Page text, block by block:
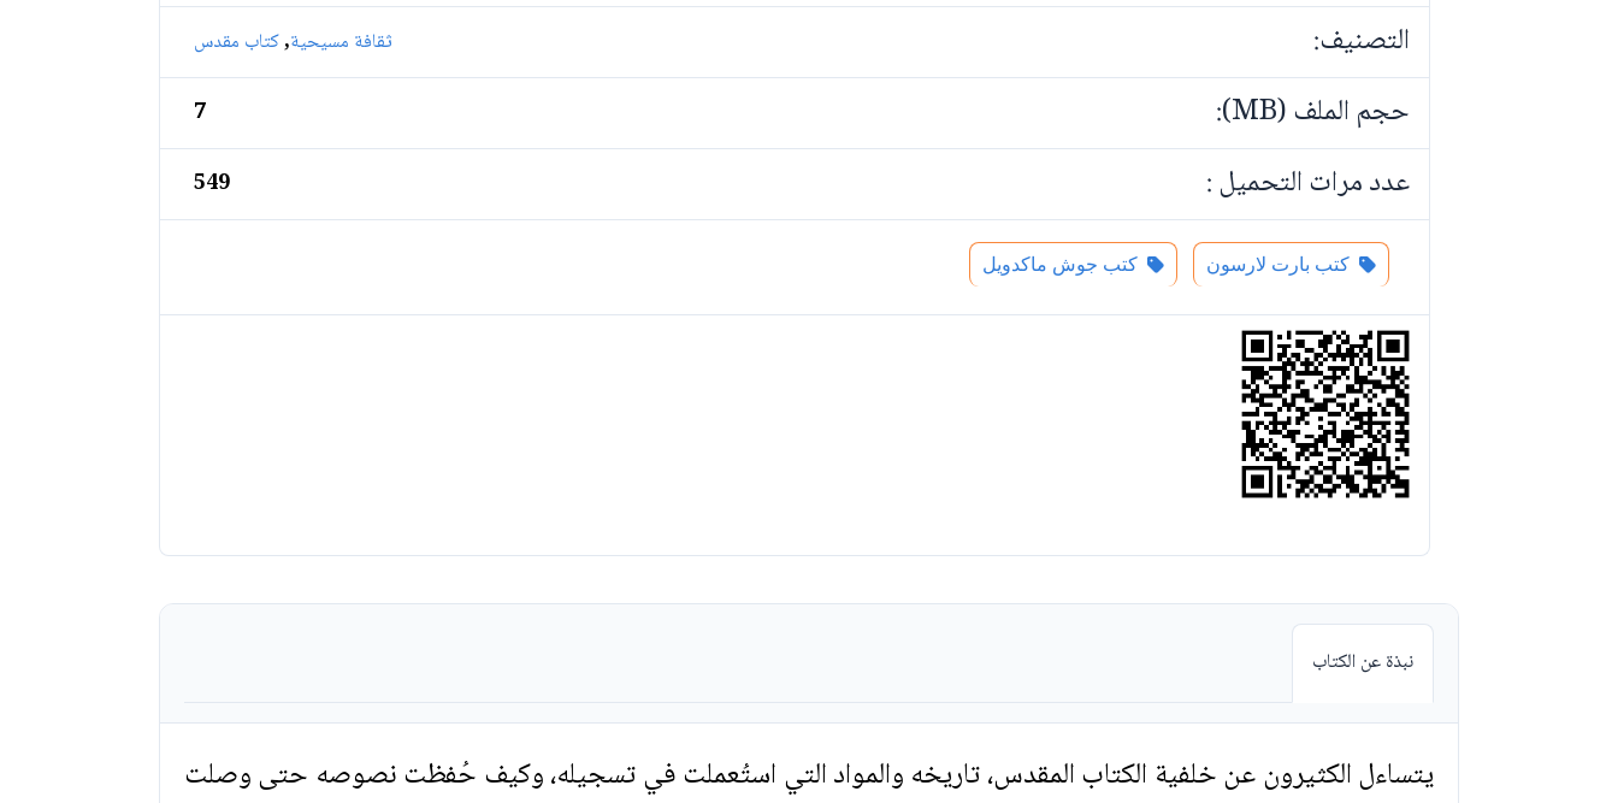
التصنيف: ثقافة مسيحية,كتاب مقدس
حجم الملف (MB): 7
عدد مرات التحميل : 549
كتب بارت لارسون كتب جوش ماكدويل
نبذة عن الكتاب
يتساءل الكثيرون عن خلفية الكتاب المقدس، تاريخه والمواد التي استُعملت في تسجيله، وكيف حُفظت نصوصه حتى وصلت